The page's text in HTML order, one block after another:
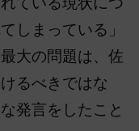
しまっている」
大の問題は、佐
るべきではな
発言をしたこと